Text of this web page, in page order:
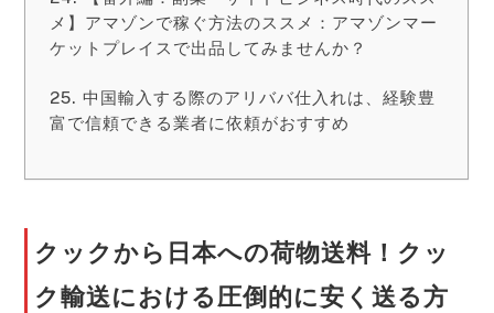
メ】アマゾンで稼ぐ方法のススメ：アマゾンマー
ケットプレイスで出品してみませんか？
中国輸入する際のアリババ仕入れは、経験豊
富で信頼できる業者に依頼がおすすめ
クックから日本への荷物送料！クッ
ク輸送における圧倒的に安く送る方